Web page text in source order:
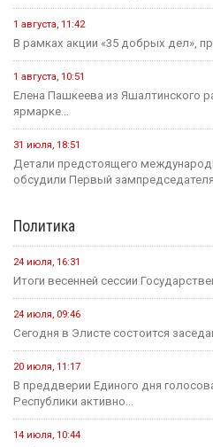
Россиян будут оповещать о
Началось зрительское
За сутки в Калмыкии произошло
23 июля Событие
19 июля Событие
На «Дне поля — 2026» в Барнауле
опустыниванием в Калмыкии
24 июля Событие
В Малодербетовском районе в
легкового автомобиля
23 июля Событие
Зрителям Телеканала «Россия 1»
Калмыкии увековечили память о
Нарана Очир-Горяева